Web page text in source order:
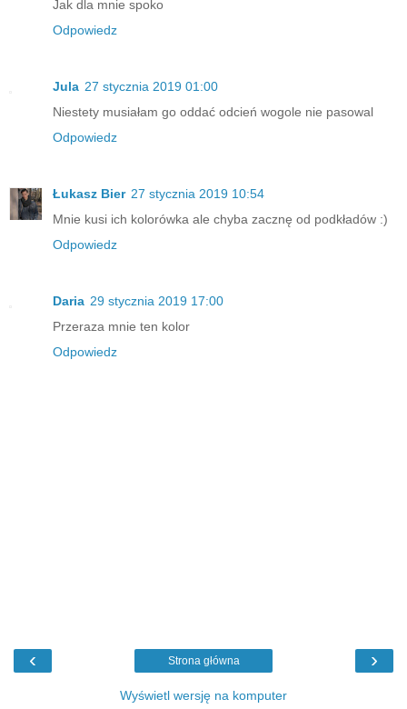
Jak dla mnie spoko
Odpowiedz
Jula 27 stycznia 2019 01:00
Niestety musiałam go oddać odcień wogole nie pasowal
Odpowiedz
Łukasz Bier 27 stycznia 2019 10:54
Mnie kusi ich kolorówka ale chyba zacznę od podkładów :)
Odpowiedz
Daria 29 stycznia 2019 17:00
Przeraza mnie ten kolor
Odpowiedz
‹ ›
Strona główna
Wyświetl wersję na komputer